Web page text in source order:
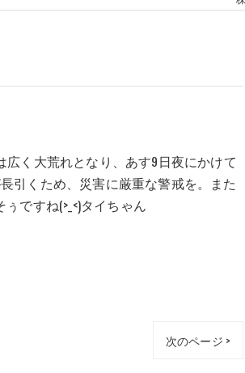
広く大荒れとなり、あす9日夜にかけて
引くため、災害に厳重な警戒を。また
ですね(>_<)タイちゃん
次のページ >